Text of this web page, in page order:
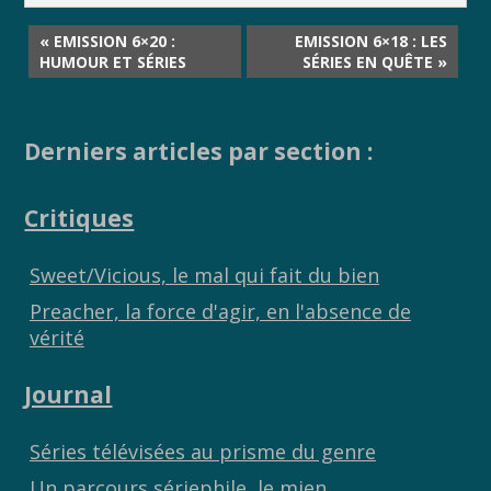
« EMISSION 6×20 :
HUMOUR ET SÉRIES
EMISSION 6×18 : LES
SÉRIES EN QUÊTE »
Derniers articles par section :
Critiques
Sweet/Vicious, le mal qui fait du bien
Preacher, la force d'agir, en l'absence de
vérité
Journal
Séries télévisées au prisme du genre